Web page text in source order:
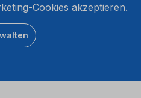
Cookies akzeptieren.